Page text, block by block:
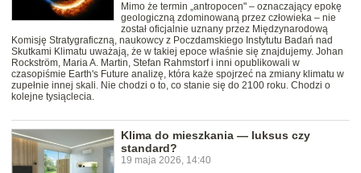
Mimo że termin „antropocen" – oznaczający epokę
geologiczną zdominowaną przez człowieka – nie
został oficjalnie uznany przez Międzynarodową
Komisję Stratygraficzną, naukowcy z Poczdamskiego Instytutu Badań nad
Skutkami Klimatu uważają, że w takiej epoce właśnie się znajdujemy. Johan
Rockström, Maria A. Martin, Stefan Rahmstorf i inni opublikowali w
czasopiśmie Earth's Future analizę, która każe spojrzeć na zmiany klimatu w
zupełnie innej skali. Nie chodzi o to, co stanie się do 2100 roku. Chodzi o
kolejne tysiąclecia.
Klima do mieszkania — luksus czy
standard?
19 maja 2026, 14:40